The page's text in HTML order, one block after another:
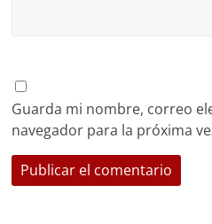
Guarda mi nombre, correo
navegador para la próxima